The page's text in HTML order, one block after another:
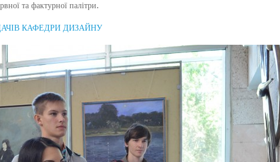
та фактурної палітри.
КАФЕДРИ ДИЗАЙНУ